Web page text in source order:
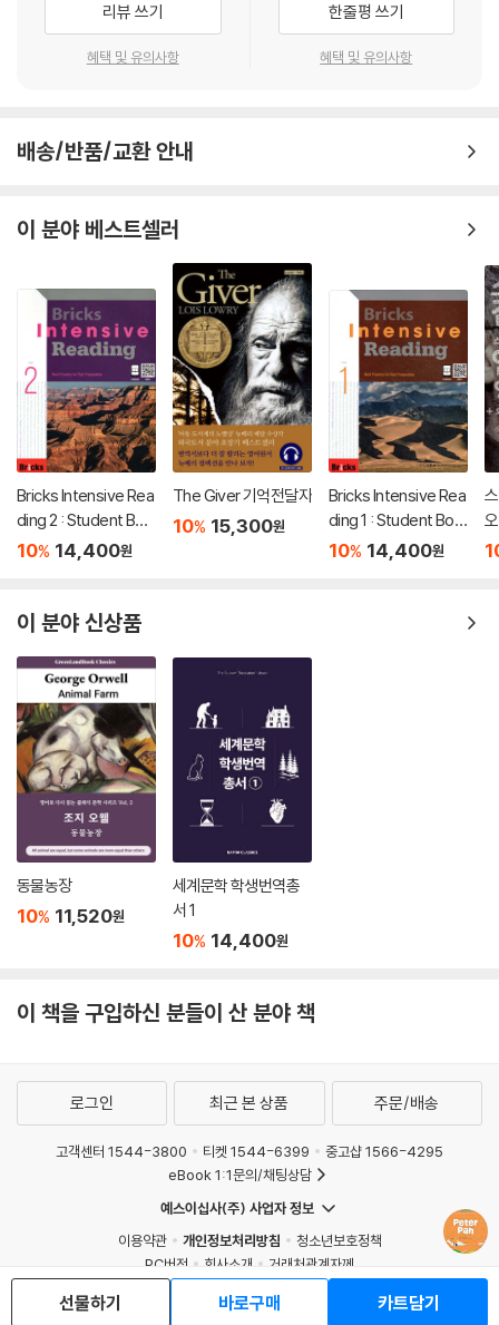
리뷰 쓰기
혜택 및 유의사항
한줄평 쓰기
혜택 및 유의사항
배송/반품/교환 안내
이 분야 베스트셀러
Bricks Intensive Rea
ding 2 : Student Boo
k
10% 14,400원
The Giver 기억전달자
10% 15,300원
Bricks Intensive Rea
ding 1 : Student Boo
k
10% 14,400원
이 분야 신상품
동물농장
10% 11,520원
세계문학 학생번역총
서 1
10% 14,400원
이 책을 구입하신 분들이 산 분야 책
선물하기 바로구매 카트담기
로그인 최근 본 상품 주문/배송
고객센터 1544-3800 티켓 1544-6399
중고샵 1566-4295
eBook 1:1문의/채팅상담
예스이십사(주) 사업자 정보
이용약관
개인정보처리방침
청소년보호정책
PC버전
회사소개
거래처관계자께